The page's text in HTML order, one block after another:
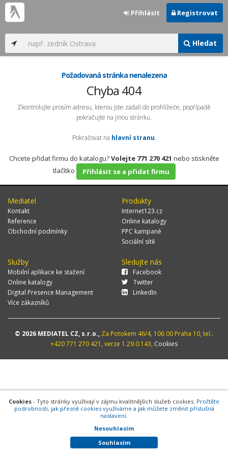
Hledat
Přihlásit Registrovat
Požadovaná stránka nenalezena
Chyba 404
Zkontrolujte prosím adresu, kterou jste zadali do prohlížeče, popřípadě
pokračujte na jinou stránku.
Pokračovat na hlavní stranu.
Chcete přidat firmu do katalogu?Volejte 771 270 421 nebo stiskněte
tlačítko
Přihlásit se a přidat firmu
Mediatel
Kontakt
Reference
Obchodní podmínky
Produkty
Internet123.cz
Online katalogy
PPC kampaně
Sociální sítě
Služby
Mobilní aplikace ke stažení
Online katalogy
Digital Presence Management
Více zákazníků
Sledujte nás
Facebook
Twitter
LinkedIn
© 2026 MEDIATEL CZ, s.r.o., Za Potokem 46/4, 106 00 Praha 10, tel.:
+420 771 270 421, verze 1.29.0.143, Cookies
Cookies - Tyto stránky využívají v zájmu kvalitnějších služeb cookies. Pročtěte
podrobnosti, jak přesně cookies využíváme a jak můžete změnit příslušná
nastavení.
Nesouhlasím
Souhlasím